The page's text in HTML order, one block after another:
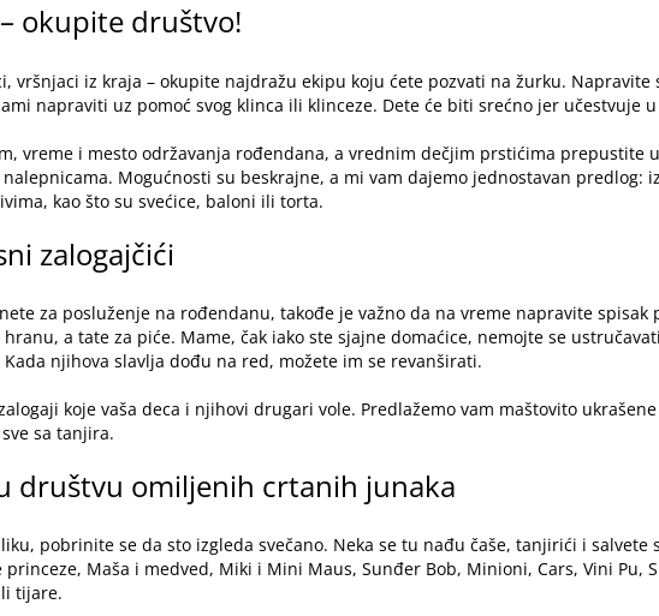
okupite društvo!
vršnjaci iz kraja – okupite najdražu ekipu koju ćete pozvati na žurku.
napraviti uz pomoć svog klinca ili klinceze. Dete će biti srećno jer učestvuje
vreme i mesto održavanja rođendana, a vrednim dečjim prstićima prepustite
Mogućnosti su beskrajne, a mi vam dajemo jednostavan predlog:
kao što su svećice, baloni ili torta.
zalogajčići
za posluženje na rođendanu, takođe je važno da na vreme napravite
a tate za piće. Mame, čak iako ste sjajne domaćice, nemojte se
njihova slavlja dođu na red, možete im se revanširati.
koje vaša deca i njihovi drugari vole. Predlažemo vam maštovito
sa tanjira.
društvu omiljenih crtanih junaka
pobrinite se da sto izgleda svečano. Neka se tu nađu čaše, tanjirići i
princeze, Maša i medved, Miki i Mini Maus, Sunđer Bob, Minioni, Cars, Vini
tijare.